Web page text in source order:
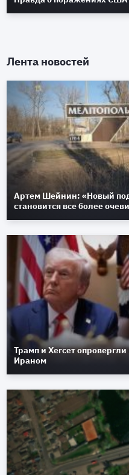
Лента новостей
Артем Шейнин: «Новый
становится все более
Трамп и Хегсет
Ираном